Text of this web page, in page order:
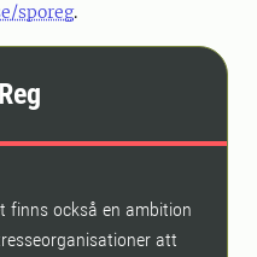
sporeg.
finns också en ambition
att